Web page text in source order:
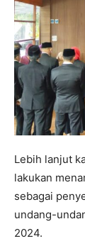
Lebih lanjut
lakukan
sebagai
undang-
2024.